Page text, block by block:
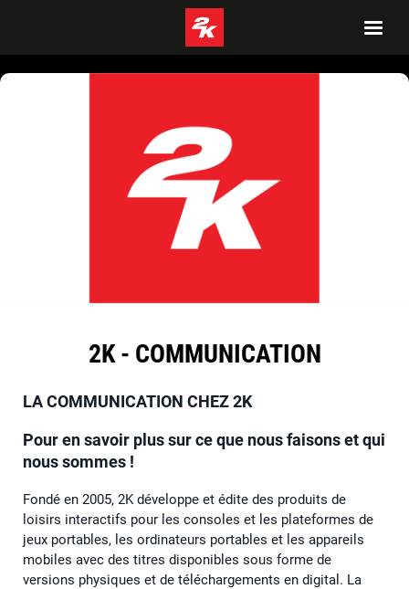
2K - COMMUNICATION
LA COMMUNICATION CHEZ 2K
Pour en savoir plus sur ce que nous faisons et qui
nous sommes !
Fondé en 2005, 2K développe et édite des produits de
loisirs interactifs pour les consoles et les plateformes de
jeux portables, les ordinateurs portables et les appareils
mobiles avec des titres disponibles sous forme de
versions physiques et de téléchargements en digital. La